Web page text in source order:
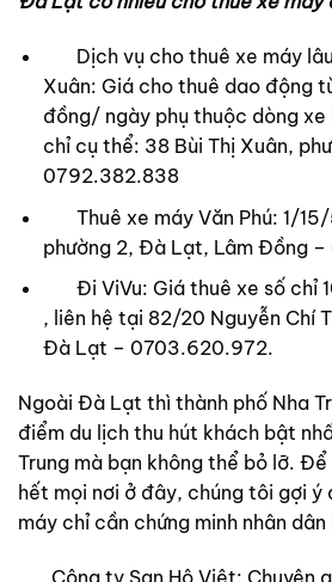
Dịch vụ cho thuê xe máy
Xuân: Giá cho thuê dao động
đồng/ ngày phụ thuộc dòng
chỉ cụ thể: 38 Bùi Thị Xuân,
0792.382.838
Thuê xe máy Văn Phú: 1/
phường 2, Đà Lạt, Lâm Đồng
Đi ViVu: Giá thuê xe số chỉ
, liên hệ tại 82/20 Nguyễn Chí
Đà Lạt – 0703.620.972.
Ngoài Đà Lạt thì thành phố Nha
điểm du lịch thu hút khách bật
Trung mà bạn không thể bỏ lỡ.
hết mọi nơi ở đây, chúng tôi gợi ý
máy chỉ cần chứng minh nhân